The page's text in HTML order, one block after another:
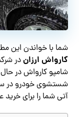
شما با خواندن این
کارواش ارزاندر
شامپو کارواش در
شستشوی خودرو در
آتی شما را برای